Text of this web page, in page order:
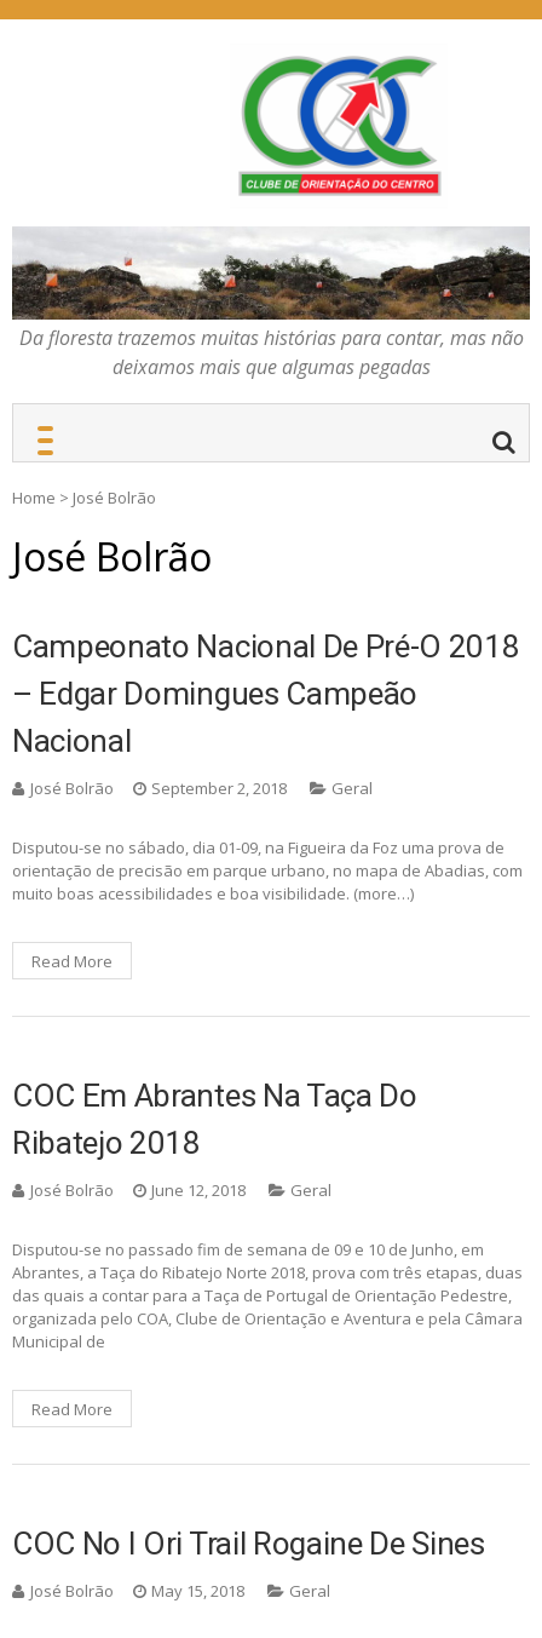
COC – CLUBE DE
ORIENTAÇÃO DO
CENTRO
Da floresta trazemos
muitas histórias para
contar, mas não deixamos
mais que algumas
pegadas
Da floresta trazemos muitas histórias para contar, mas não
deixamos mais que algumas pegadas
Home > José Bolrão
José Bolrão
Campeonato Nacional De Pré-O 2018
– Edgar Domingues Campeão
Nacional
José Bolrão September 2, 2018 Geral
Disputou-se no sábado, dia 01-09, na Figueira da Foz uma prova de
orientação de precisão em parque urbano, no mapa de Abadias, com
muito boas acessibilidades e boa visibilidade. (more…)
Read More
COC Em Abrantes Na Taça Do
Ribatejo 2018
José Bolrão June 12, 2018 Geral
Disputou-se no passado fim de semana de 09 e 10 de Junho, em
Abrantes, a Taça do Ribatejo Norte 2018, prova com três etapas, duas
das quais a contar para a Taça de Portugal de Orientação Pedestre,
organizada pelo COA, Clube de Orientação e Aventura e pela Câmara
Municipal de
Read More
COC No I Ori Trail Rogaine De Sines
José Bolrão May 15, 2018 Geral